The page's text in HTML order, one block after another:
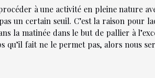
à une activité en pleine nature
un certain seuil. C’est la raison pour
la matinée dans le but de pallier à
qu’il fait ne le permet pas, alors nous